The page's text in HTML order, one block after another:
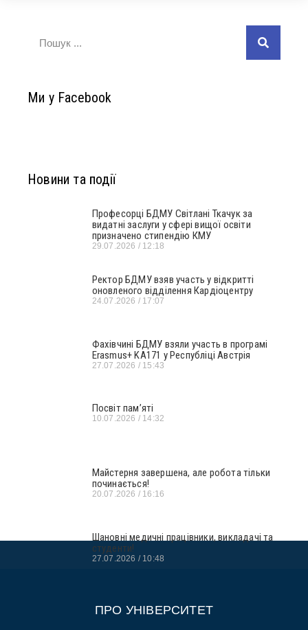
Ми у Facebook
Новини та події
Професорці БДМУ Світлані Ткачук за
видатні заслуги у сфері вищої освіти
призначено стипендію КМУ
29.07.2026 12:18
Ректор БДМУ взяв участь у відкритті
оновленого відділення Кардіоцентру
24.07.2026 17:07
Фахівчині БДМУ взяли участь в програмі
Erasmus+ KA171 у Республіці Австрія
27.07.2026 15:43
Посвіт пам’яті
10.07.2026 14:32
Майстерня завершена, але робота тільки
починається!
20.07.2026 16:16
Шановні медичні працівники, викладачі та
студенти!
27.07.2026 10:48
ПРО УНІВЕРСИТЕТ